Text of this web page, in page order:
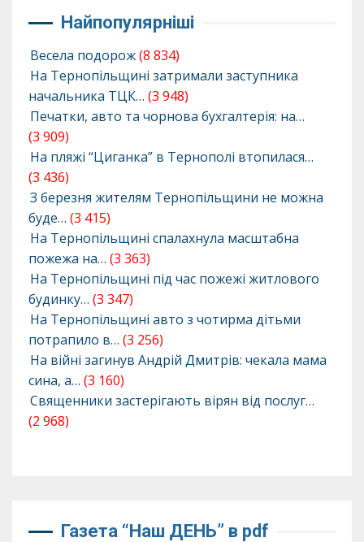
Найпопулярніші
Весела подорож(8 834)
На Тернопільщині затримали заступника
начальника ТЦК… (3 948)
Печатки, авто та чорнова бухгалтерія: на…
(3 909)
На пляжі “Циганка” в Тернополі втопилася…
(3 436)
З березня жителям Тернопільщини не можна
буде… (3 415)
На Тернопільщині спалахнула масштабна
пожежа на… (3 363)
На Тернопільщині під час пожежі житлового
будинку… (3 347)
На Тернопільщині авто з чотирма дітьми
потрапило в… (3 256)
На війні загинув Андрій Дмитрів: чекала мама
сина, а… (3 160)
Священники застерігають вірян від послуг…
(2 968)
Газета “Наш ДЕНЬ” в pdf